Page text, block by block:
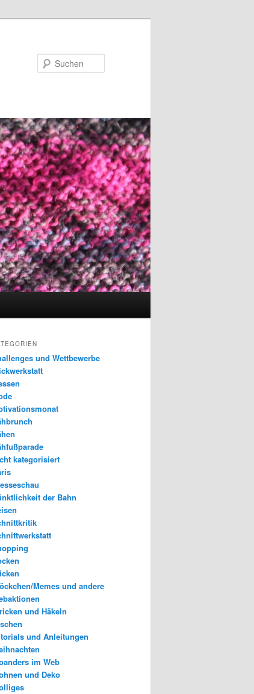
und Wettbewerbe
kategorisiert
der Bahn
Memes und andere
und Häkeln
und Anleitungen
im Web
und Deko